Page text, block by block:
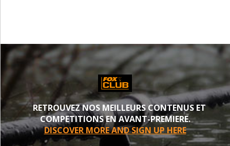
RETROUVEZ NOS MEILLEURS CONTENUS ET
COMPETITIONS EN AVANT-PREMIERE.
DISCOVER MORE AND SIGN UP HERE